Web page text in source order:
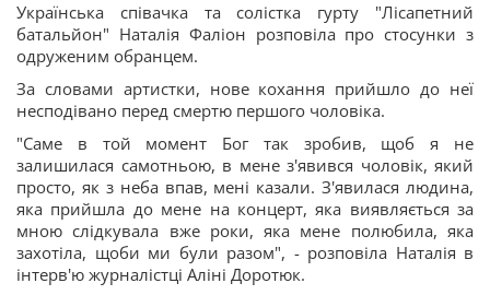
Українська співачка та солістка гурту "Лісапетний
батальйон" Наталія Фаліон розповіла про стосунки з
одруженим обранцем.
За словами артистки, нове кохання прийшло до неї
несподівано перед смертю першого чоловіка.
"Саме в той момент Бог так зробив, щоб я не
залишилася самотньою, в мене з'явився чоловік, який
просто, як з неба впав, мені казали. З'явилася людина,
яка прийшла до мене на концерт, яка виявляється за
мною слідкувала вже роки, яка мене полюбила, яка
захотіла, щоби ми були разом", - розповіла Наталія в
інтерв'ю журналістці Аліні Доротюк.